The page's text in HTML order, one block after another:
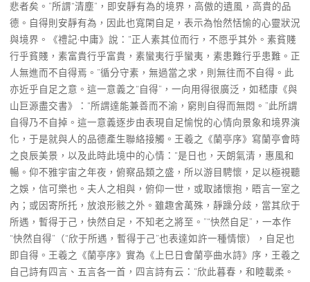
悲者矣。”所謂“清塵”，即安靜有為的境界，高傲的遺風，高貴的品
德。自得則安靜有為，因此也寬閑自足，表示為怡然恬愉的心靈狀況
與境界。《禮記·中庸》說：“正人素其位而行，不愿乎其外。素貧賤
行乎貧賤，素富貴行乎富貴，素蠻夷行乎蠻夷，素患難行乎患難。正
人無進而不自得焉。”循分守素，無過當之求，則無往而不自得。此
亦近乎自足之意。這一意義之“自得”，一向用得很廣泛，如嵇康《與
山巨源盡交書》：“所謂達能兼善而不渝，窮則自得而無悶。”此所謂
自得乃不自掉。這一意義逐步由表現自足愉悅的心情向景象和境界演
化，于是就與人的品德產生聯絡接觸。王羲之《蘭亭序》寫蘭亭會時
之良辰美景，以及此時此境中的心情：“是日也，天朗氣清，惠風和
暢。仰不雅宇宙之年夜，俯察品類之盛，所以游目騁懷，足以極視聽
之娛，信可樂也。夫人之相與，俯仰一世，或取諸懷抱，晤言一室之
內；或因寄所托，放浪形骸之外。雖趣舍萬殊，靜躁分歧，當其欣于
所遇，暫得于己，快然自足，不知老之將至。”“快然自足”，一本作
“快然自得”（“欣于所遇，暫得于己”也表達如許一種情懷），自足也
即自得。王羲之《蘭亭序》實為《上巳日會蘭亭曲水詩》序，王羲之
自己詩有四言、五言各一首，四言詩有云：“欣此暮春，和睦載柔。